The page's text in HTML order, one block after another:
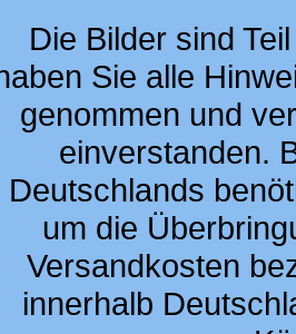
Die Bilder sind
Sie alle
genommen und
einverstanden.
Deutschlands
um die
Versandkosten
innerhalb